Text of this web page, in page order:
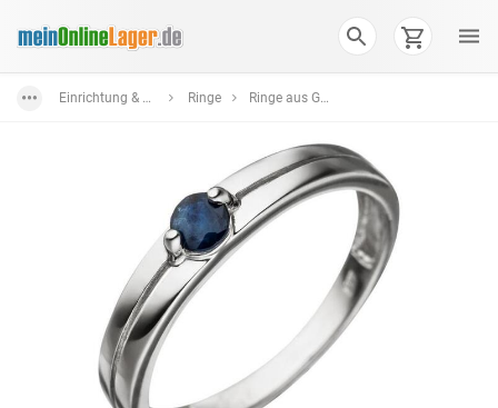
Einrichtung & Wohnaccessoires Ringe Ringe aus Gold